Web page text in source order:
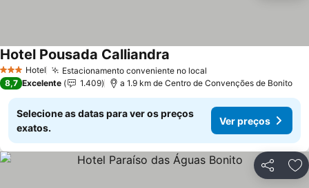
3 EstrelasHotel Estacionamento conveniente no local
Hotel Pousada Calliandra
8,7 Excelente 1.409 a 1.9 km de Centro de Convenções de Bonito
Selecione as datas para ver os preços
exatos.
Ver preços
Partilhar